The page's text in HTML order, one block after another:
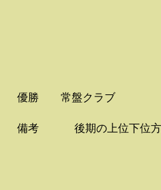
優勝 常盤クラブ
備考 後期の上位下位